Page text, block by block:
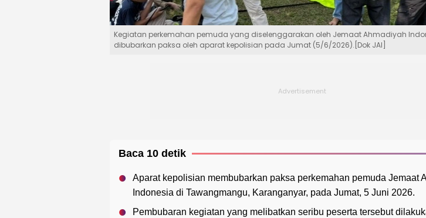
Kegiatan perkemahan pemuda yang diselenggarakan oleh Jemaat Ahmadiyah
dibubarkan paksa oleh aparat kepolisian pada Jumat (5/6/2026).[Dok JAI]
Baca 10 detik
Aparat kepolisian membubarkan paksa perkemahan pemuda Jemaat
Indonesia di Tawangmangu, Karanganyar, pada Jumat, 5 Juni 2026.
Pembubaran kegiatan yang melibatkan seribu peserta tersebut